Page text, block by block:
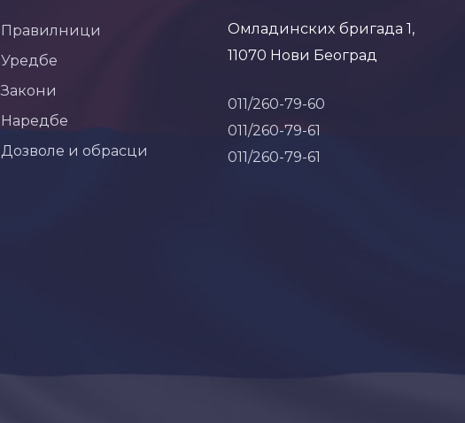
Правилници
Уредбе
Закони
Наредбе
Дозволе и обрасци
Омладинских бригада 1,
11070 Нови Београд
011/260-79-60
011/260-79-61
011/260-79-61